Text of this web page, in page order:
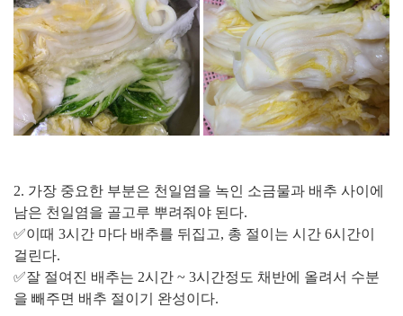
2. 가장 중요한 부분은 천일염을 녹인 소금물과 배추 사이에
남은 천일염을 골고루 뿌려줘야 된다.
✅이때 3시간 마다 배추를 뒤집고, 총 절이는 시간 6시간이
걸린다.
✅잘 절여진 배추는 2시간 ~ 3시간정도 채반에 올려서 수분
을 빼주면 배추 절이기 완성이다.